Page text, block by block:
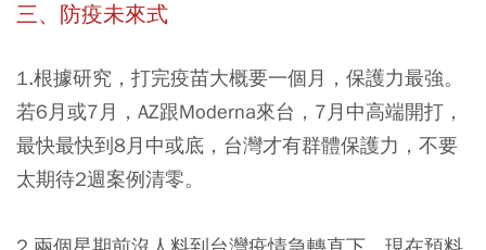
三、防疫未來式
1.根據研究，打完疫苗大概要一個月，保護力最強。
若6月或7月，AZ跟Moderna來台，7月中高端開打，
最快最快到8月中或底，台灣才有群體保護力，不要
太期待2週案例清零。